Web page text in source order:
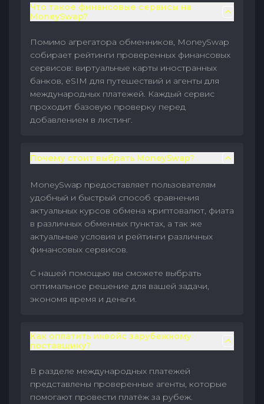
Что такое финансовые сервисы на
MoneySwap?
Помимо агрегатора обменников, MoneySwap
собирает рейтинги проверенных финансовых
сервисов: виртуальные карты иностранных
банков, eSIM для путешествий и агенты для
международных платежей. Каждый сервис
проходит базовую проверку перед
добавлением в листинг.
Почему стоит выбрать MoneySwap?
MoneySwap предоставляет пользователям
удобный и быстрый способ сравнения
актуальных курсов обмена криптовалют, фиата
в различных обменных пунктах, а так же
актуальные условия и рейтинги различных
финансовых сервисов.
С нашей помощью вы сможете выбрать
оптимальное решение для вашей задачи,
экономя время и деньги.
Как оплатить инвойс зарубежному
поставщику?
В разделе международных платежей
представлены проверенные агенты, которые
помогают провести платёж за рубеж.